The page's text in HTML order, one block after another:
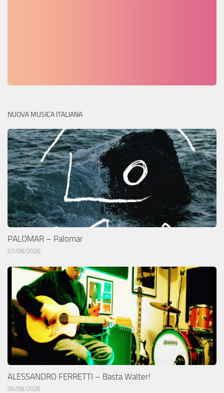
NUOVA MUSICA ITALIANA
PALOMAR – Palomar
07/08/2026
ALESSANDRO FERRETTI – Basta Walter!
06/08/2026